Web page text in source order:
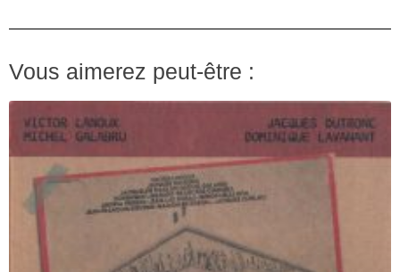
Vous aimerez peut-être :